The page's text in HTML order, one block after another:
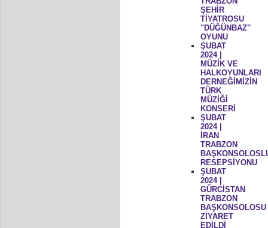
ŞEHİR
TİYATROSU
"DÜĞÜNBAZ"
OYUNU
ŞUBAT
2024 |
MÜZİK VE
HALKOYUNLARI
DERNEĞİMİZİN
TÜRK
MÜZİĞİ
KONSERİ
ŞUBAT
2024 |
İRAN
TRABZON
RESEPSİYONU
ŞUBAT
2024 |
GÜRCİSTAN
TRABZON
BAŞKONSOLOSU
ZİYARET
EDİLDİ